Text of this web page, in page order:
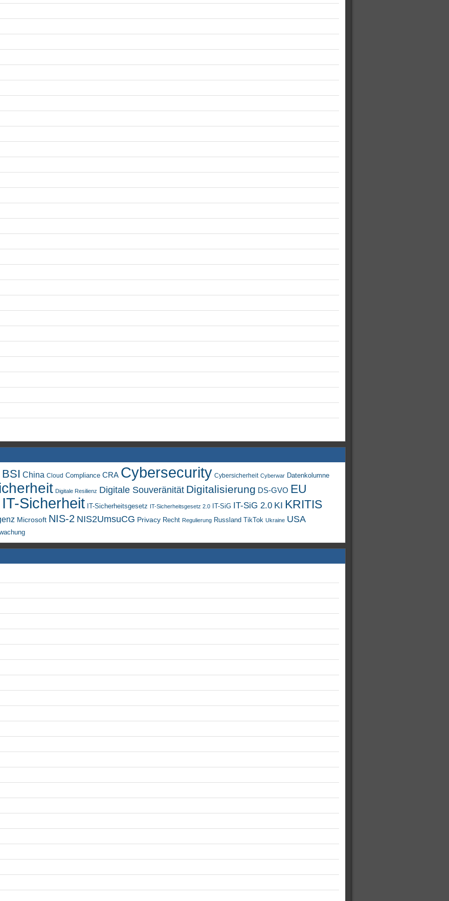
BSI China Cloud Compliance CRA Cybersecurity Cybersicherheit Cyberwar Datenkolumne
Digitale Resilienz Digitale Souveränität Digitalisierung DS-GVO EU
IT-Sicherheit IT-Sicherheitsgesetz IT-Sicherheitsgesetz 2.0 IT-SiG IT-SiG 2.0 KI KRITIS
Microsoft NIS-2 NIS2UmsuCG Privacy Recht Regulierung Russland TikTok Ukraine USA